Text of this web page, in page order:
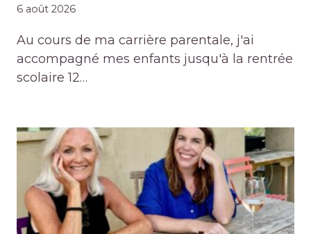
6 août 2026
Au cours de ma carrière parentale, j'ai
accompagné mes enfants jusqu'à la rentrée
scolaire 12…